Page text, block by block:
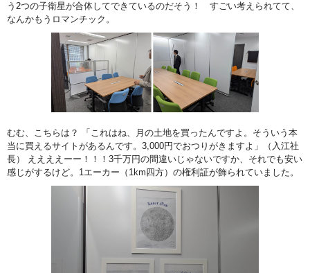
う2つの子衛星が合体してできているのだそう！ すごい考えられてて、
なんかもうロマンチック。
むむ、こちらは？ 「これはね、月の土地を買ったんですよ。そういう本
当に買えるサイトがあるんです。3,000円でおつりがきますよ」（入江社
長） ええええーー！！！3千万円の間違いじゃないですか、それでも安い
感じがするけど。1エーカー（1km四方）の権利証が飾られていました。